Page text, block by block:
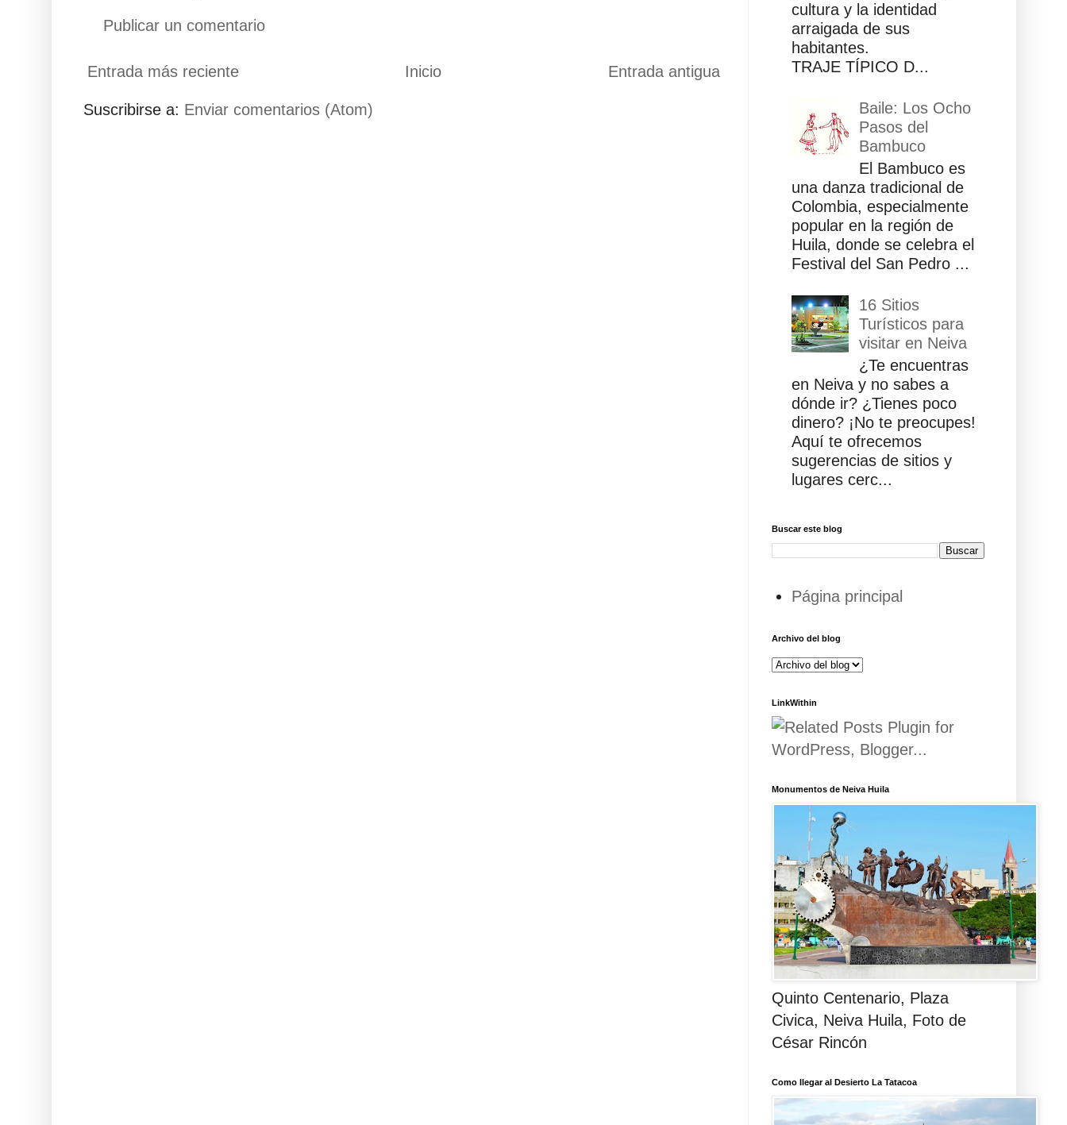
Publicar un comentario
Entrada más reciente Entrada antigua
Inicio
Suscribirse a: Enviar comentarios (Atom)
cultura y la identidad
arraigada de sus
habitantes.
TRAJE TÍPICO D...
Baile: Los Ocho
Pasos del
Bambuco
El Bambuco es
una danza tradicional de
Colombia, especialmente
popular en la región de
Huila, donde se celebra el
Festival del San Pedro ...
16 Sitios
Turísticos para
visitar en Neiva
¿Te encuentras
en Neiva y no sabes a
dónde ir? ¿Tienes poco
dinero? ¡No te preocupes!
Aquí te ofrecemos
sugerencias de sitios y
lugares cerc...
Buscar este blog
Página principal
Archivo del blog
LinkWithin
Monumentos de Neiva Huila
Quinto Centenario, Plaza
Civica, Neiva Huila, Foto de
César Rincón
Como llegar al Desierto La Tatacoa